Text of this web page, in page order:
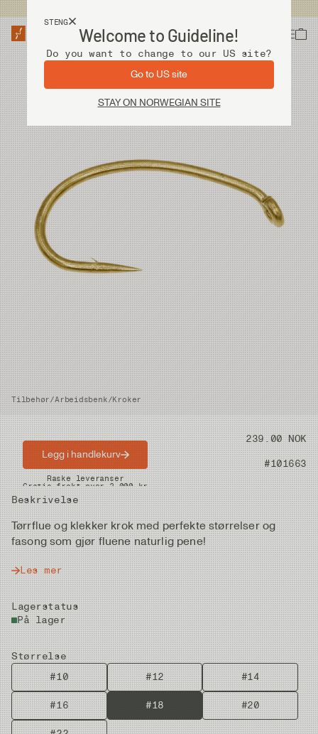
STENG
Welcome to Guideline!
Do you want to change to our US site?
Go to US site
STAY ON NORWEGIAN SITE
Tilbehør/Arbeidsbenk/Kroker
Pris 239.00 NOK
Artikkelnummer #101663
Beskrivelse
Tørrflue og klekker krok med perfekte størrelser og
fasong som gjør fluene naturlig pene!
Les mer
Lagerstatus
På lager
Størrelse
#10
#12 #14
#16 #18 #20
Legg i handlekurv
Raske leveranser
Gratis frakt over 2.000 kr